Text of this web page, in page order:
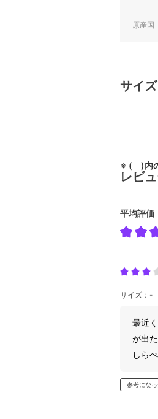
原産国
サイズ
※ ( )内の
レビ
平均評価
サイズ：-
最近
が出
しら
参考になっ